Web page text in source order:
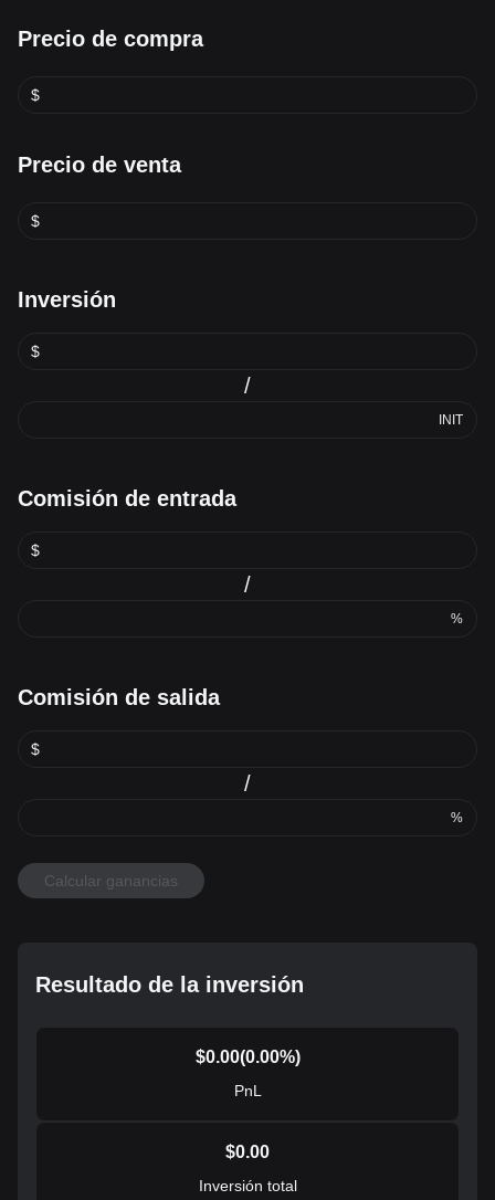
Precio de compra
$
Precio de venta
$
Inversión
$
/
INIT
Comisión de entrada
$
/
%
Comisión de salida
$
/
%
Calcular ganancias
Resultado de la inversión
$0.00(0.00%)
PnL
$0.00
Inversión total